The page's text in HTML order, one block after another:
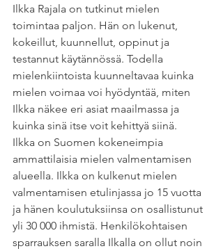
Ilkka Rajala on tutkinut mielen
toimintaa paljon. Hän on lukenut,
kokeillut, kuunnellut, oppinut ja
testannut käytännössä. Todella
mielenkiintoista kuunneltavaa kuinka
mielen voimaa voi hyödyntää, miten
Ilkka näkee eri asiat maailmassa ja
kuinka sinä itse voit kehittyä siinä.
Ilkka on Suomen kokeneimpia
ammattilaisia mielen valmentamisen
alueella. Ilkka on kulkenut mielen
valmentamisen etulinjassa jo 15 vuotta
ja hänen koulutuksiinsa on osallistunut
yli 30 000 ihmistä. Henkilökohtaisen
sparrauksen saralla Ilkalla on ollut noin